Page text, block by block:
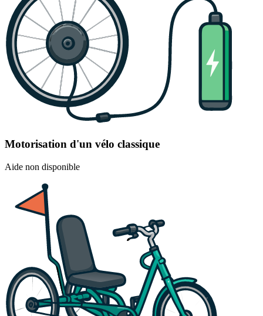
Motorisation d'un vélo classique
Aide non disponible